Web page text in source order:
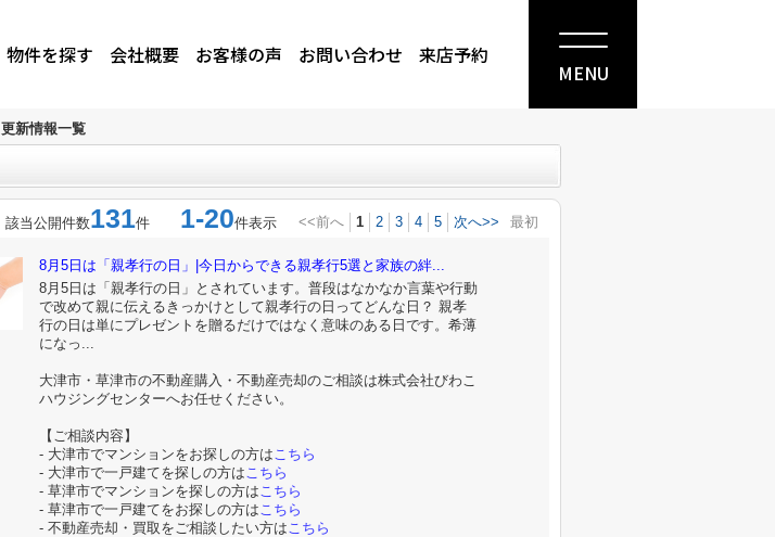
物件を探す 会社概要 お客様の声 お問い合わせ 来店予約
MENU
更新情報一覧
該当公開件数131件 1-20件表示 <<前へ 1 2 3 4 5 次へ>> 最初
8月5日は「親孝行の日」|今日からできる親孝行5選と家族の絆...
8月5日は「親孝行の日」とされています。普段はなかなか言葉や行動
で改めて親に伝えるきっかけとして親孝行の日ってどんな日？ 親孝
行の日は単にプレゼントを贈るだけではなく意味のある日です。希薄
になっ...
大津市・草津市の不動産購入・不動産売却のご相談は株式会社びわこ
ハウジングセンターへお任せください。
【ご相談内容】
- 大津市でマンションをお探しの方はこちら
- 大津市で一戸建てを探しの方はこちら
- 草津市でマンションを探しの方はこちら
- 草津市で一戸建てをお探しの方はこちら
- 不動産売却・買取をご相談したい方はこちら